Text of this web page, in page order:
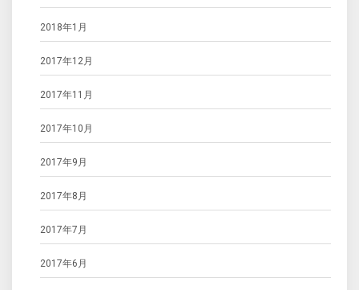
2018年1月
2017年12月
2017年11月
2017年10月
2017年9月
2017年8月
2017年7月
2017年6月